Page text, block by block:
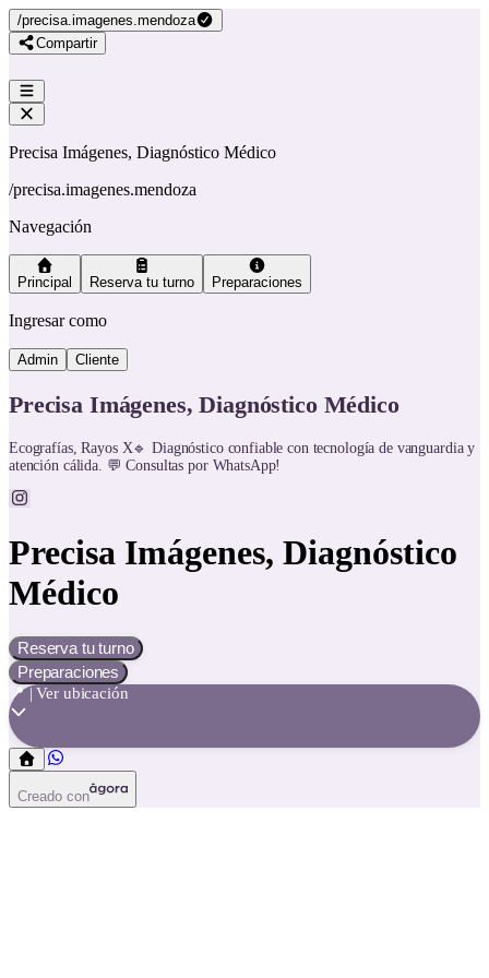
/precisa.imagenes.mendoza
Compartir
Precisa Imágenes, Diagnóstico Médico
/precisa.imagenes.mendoza
Navegación
Principal Reserva tu turno Preparaciones
Ingresar como
Admin Cliente
Precisa Imágenes, Diagnóstico Médico
Ecografías, Rayos X🔹 Diagnóstico confiable con tecnología de vanguardia y
atención cálida. 💬 Consultas por WhatsApp!
Precisa Imágenes, Diagnóstico
Médico
Reserva tu turno
Preparaciones
📍 | Ver ubicación
Creado con